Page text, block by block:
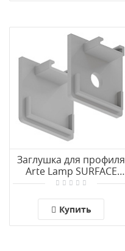
Заглушка для профиля
Arte Lamp SURFACE
A202005E
Купить